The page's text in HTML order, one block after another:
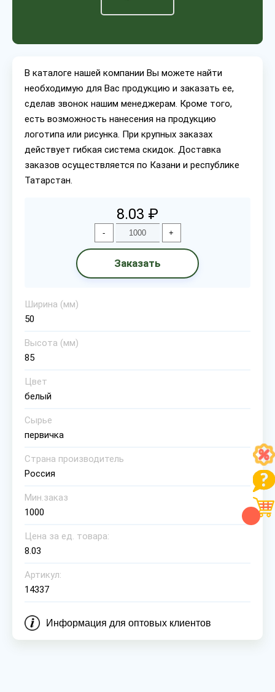
В каталоге нашей компании Вы можете найти
необходимую для Вас продукцию и заказать ее,
сделав звонок нашим менеджерам. Кроме того,
есть возможность нанесения на продукцию
логотипа или рисунка. При крупных заказах
действует гибкая система скидок. Доставка
заказов осуществляется по Казани и республике
Татарстан.
8.03 ₽
- +
Заказать
Ширина (мм)
50
Высота (мм)
85
Цвет
белый
Сырье
первичка
Страна производитель
Россия
Мин.заказ
1000
Цена за ед. товара:
8.03
Артикул:
14337
Информация для оптовых клиентов